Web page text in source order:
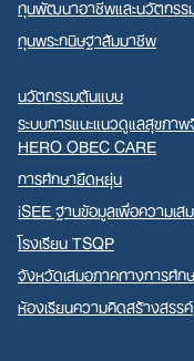
ทุนพัฒนาอาชีพและนวัตกรร
ทุนพระกนิษฐาสัมมาชีพ
นวัตกรรมต้นแบบ
ระบบการแนะแนวดูแลสุขภา
HERO OBEC CARE
การศึกษายืดหยุ่น
iSEE ฐานข้อมูลเพื่อความเ
โรงเรียน TSQP
จังหวัดเสมอภาคทางการศึก
ห้องเรียนความคิดสร้างสรรค์